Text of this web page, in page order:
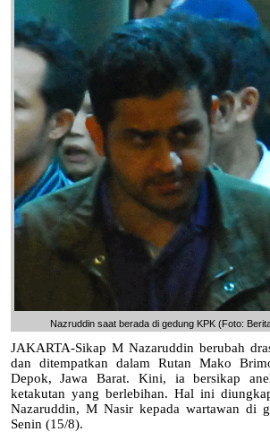
Nazruddin saat berada di gedung KPK (Foto:
JAKARTA-Sikap M Nazaruddin berubah
dan ditempatkan dalam Rutan Mako
Depok, Jawa Barat. Kini, ia bersikap
ketakutan yang berlebihan. Hal ini
Nazaruddin, M Nasir kepada wartawan di
Senin (15/8).